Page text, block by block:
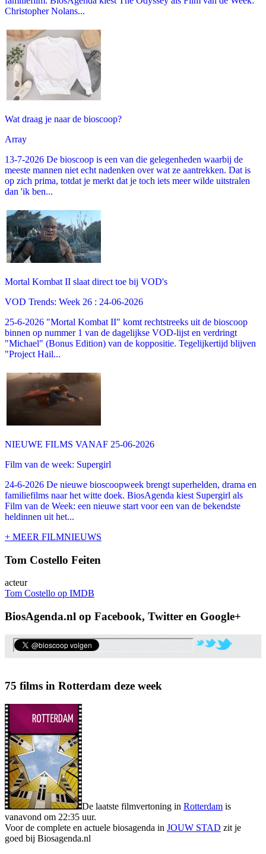
Christopher Nolans...
Wat draag je naar de bioscoop?
Array
13-7-2026 De bioscoop is een van die gelegenheden waarbij de
meeste mannen niet echt nadenken over wat ze aantrekken. Dat is
op zich prima, totdat je merkt dat je toch iets meer wilde uitstralen
dan 'ik ben...
Mortal Kombat II slaat direct toe bij VOD's
VOD Trends: Week 26 : 24-06-2026
25-6-2026 "Mortal Kombat II" komt rechtstreeks uit de bioscoop
binnen op nummer 1 van de dagelijkse VOD-lijst en verdringt
"Michael" (Bonus Edition) van de koppositie. Tegelijkertijd blijven
"Project Hail...
NIEUWE FILMS VANAF 25-06-2026
Film van de week: Supergirl
24-6-2026 De nieuwe bioscoopweek brengt superhelden, drama en
familiefilms naar het witte doek. BiosAgenda kiest Supergirl als
Film van de Week: een nieuwe start voor een van de bekendste
heldinnen uit het...
+ MEER FILMNIEUWS
Tom Costello Feiten
acteur
Tom Costello op IMDB
BiosAgenda.nl op Facebook, Twitter en Google+
75 films in Rotterdam deze week
De laatste filmvertoning in Rotterdam is
vanavond om 22:35 uur.
Voor de complete en actuele biosagenda in JOUW STAD zit je
goed bij Biosagenda.nl